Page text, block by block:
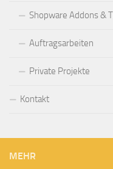
Shopware Addons &
Auftragsarbeiten
Private Projekte
Kontakt
MEHR